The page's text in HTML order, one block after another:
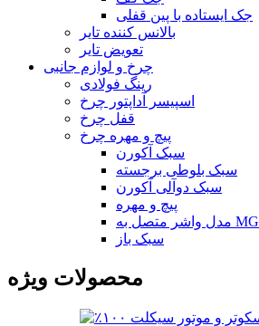
جک ایستاده با پین قفلی
بالانس کننده تایر
تعویض تایر
چرخ و لوازم جانبی
رینگ فولادی
اسپیسر آداپتور چرخ
قفل چرخ
پیچ و مهره چرخ
سبک آکورن
سبک بلوطی برجسته
سبک دوآلی آکورن
پیچ و مهره
مدل واشر متصل به MG
سبک باز
محصولات ویژه